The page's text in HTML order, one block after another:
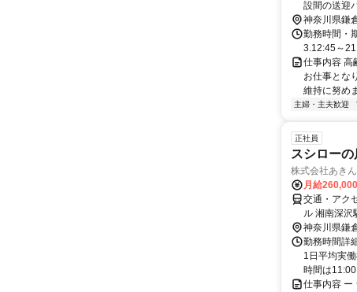
設間の送迎バスがあります！ 早番
も可能です
神奈川県鎌
勤務時間・
3.12:45～
仕事内容 高
お仕事とな
維持に努め
主婦・主夫歓迎
正社員
スシロー
株式会社あき
月給
交通・アク
ル 湘南深沢
神奈川県鎌
勤務時間詳
1日平均実
時間は
仕事内容 ー